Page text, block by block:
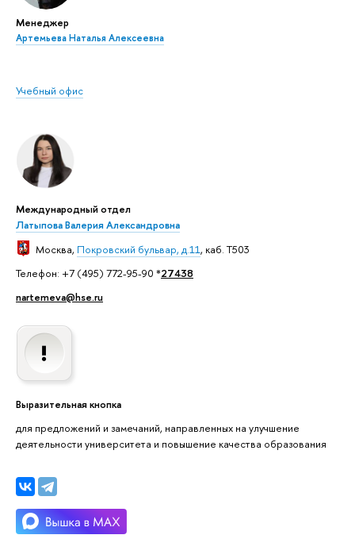
Менеджер
Артемьева Наталья Алексеевна
Учебный офис
Международный отдел
Латыпова Валерия Александровна
Москва, Покровский бульвар, д.11, каб. T503
Телефон: +7 (495) 772-95-90 *27438
nartemeva@hse.ru
Выразительная кнопка
для предложений и замечаний, направленных на улучшение
деятельности университета и повышение качества образования